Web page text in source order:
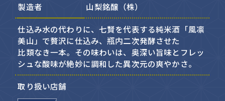
製造者 山梨銘醸（株）
仕込み水の代わりに、七賢を代表する純米酒「風凛
美山」で贅沢に仕込み、瓶内二次発酵させた
比類なき一本。その味わいは、奥深い旨味とフレッ
シュな酸味が絶妙に調和した異次元の爽やかさ。
取り扱い店舗